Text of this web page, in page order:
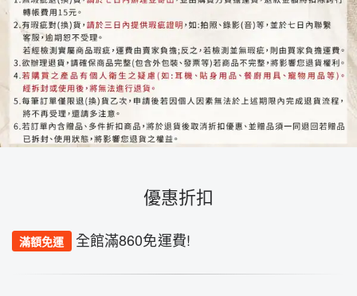
優惠折扣
滿額免運 全館滿860免運費!